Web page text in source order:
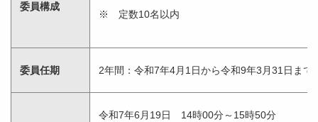
委員構成
※ 定数10名以内
委員任期 2年間：令和7年4月1日から令和9年3月31日まで
令和7年6月19日 14時00分～15時50分